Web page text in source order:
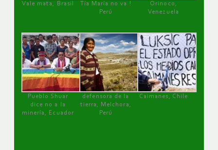
Vale mata, Brasil
Tía María no va !
Perú
Orinoco,
Venezuela
Pueblo Shuar
dice no a la
minería, Ecuador
defensora de la
tierra, Melchora,
Perú
Caimanes, Chile